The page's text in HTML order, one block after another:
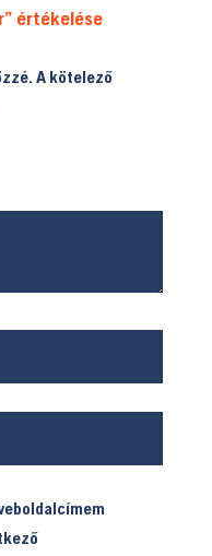
értékelése
A kötelező